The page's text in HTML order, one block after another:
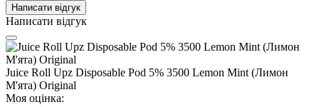
Написати відгук
Написати відгук
Juice Roll Upz Disposable Pod 5% 3500 Lemon Mint (Лимон
М'ята) Original
Моя оцінка: